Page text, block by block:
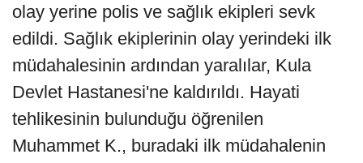
olay yerine polis ve sağlık ekipleri sevk
edildi. Sağlık ekiplerinin olay yerindeki ilk
müdahalesinin ardından yaralılar, Kula
Devlet Hastanesi'ne kaldırıldı. Hayati
tehlikesinin bulunduğu öğrenilen
Muhammet K., buradaki ilk müdahalenin